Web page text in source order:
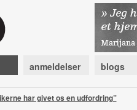
anmeldelser blogs
har givet os en udfordring”